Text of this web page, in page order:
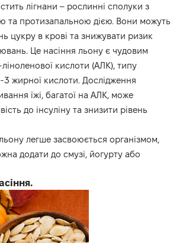
лігнани – рослинні сполуки з
та протизапальною дією. Вони можуть
цукру в крові та знижувати ризик
Це насіння льону є чудовим
кислоти (АЛК), типу
3 жирної кислоти. Дослідження
їжі, багатої на АЛК, може
до інсуліну та знизити рівень
легше засвоюється організмом,
додати до смузі, йогурту або